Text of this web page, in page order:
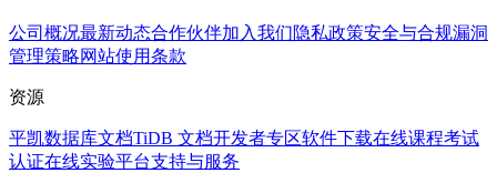
公司概况最新动态合作伙伴加入我们隐私政策安全与合规漏洞
管理策略网站使用条款
资源
平凯数据库文档TiDB 文档开发者专区软件下载在线课程考试
认证在线实验平台支持与服务